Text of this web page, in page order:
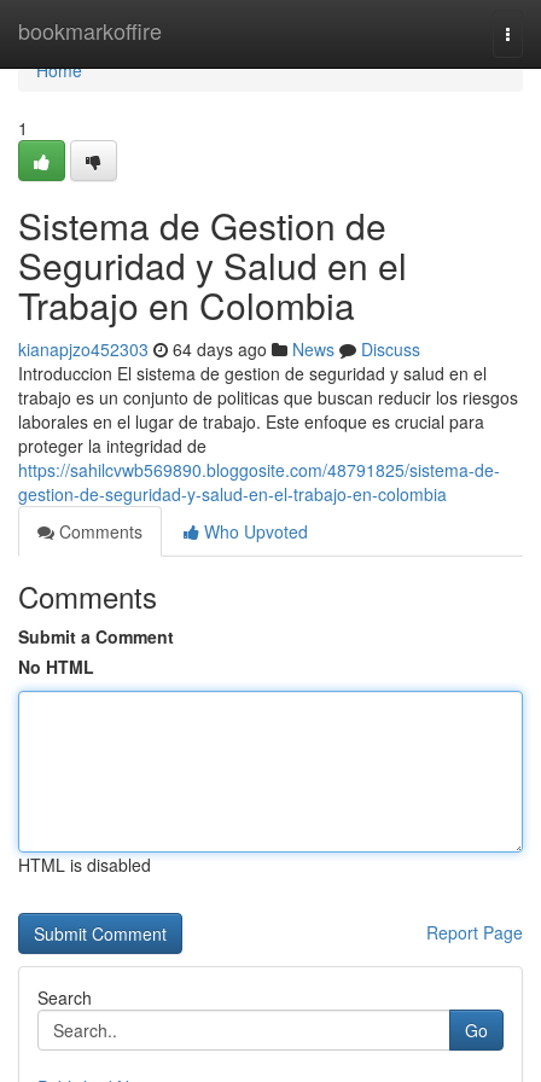
bookmarkoffire
Home
Home
1
Sistema de Gestion de
Seguridad y Salud en el
Trabajo en Colombia
kianapjzo452303 64 days ago News
Discuss
Introduccion El sistema de gestion de seguridad y salud en el
trabajo es un conjunto de politicas que buscan reducir los riesgos
laborales en el lugar de trabajo. Este enfoque es crucial para
proteger la integridad de
https://sahilcvwb569890.bloggosite.com/48791825/sistema-de-
gestion-de-seguridad-y-salud-en-el-trabajo-en-colombia
Comments
Who Upvoted
Comments
Submit a Comment
No HTML
HTML is disabled
Report Page
Search
Go